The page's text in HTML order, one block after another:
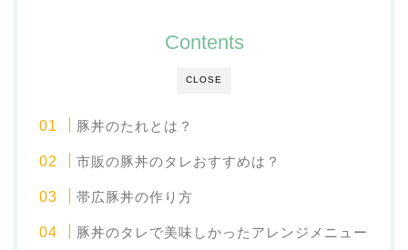
CLOSE
Contents
豚丼のたれとは？
市販の豚丼のタレおすすめは？
帯広豚丼の作り方
豚丼のタレで美味しかったアレンジメニュー